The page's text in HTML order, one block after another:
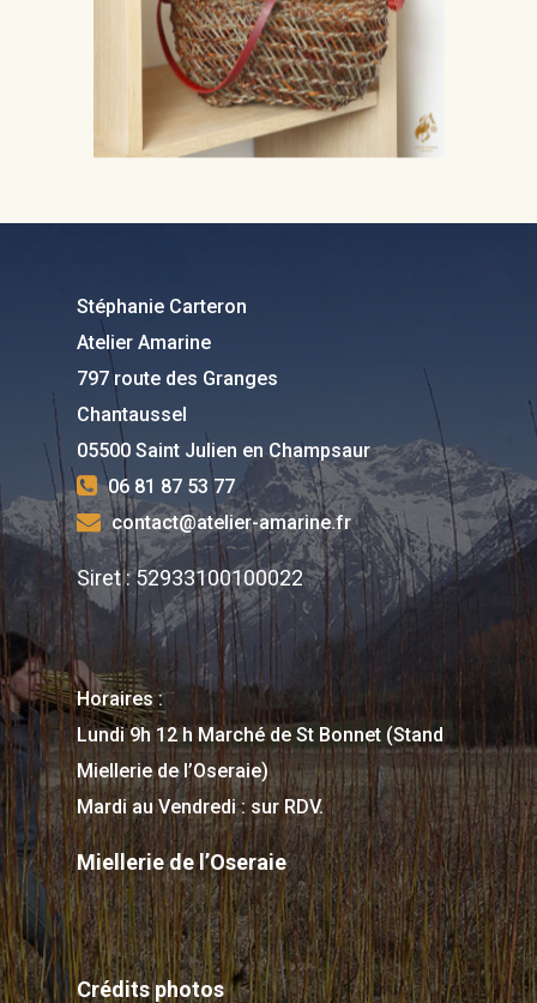
Stéphanie Carteron
Atelier Amarine
797 route des Granges
Chantaussel
05500 Saint Julien en Champsaur
06 81 87 53 77
contact@atelier-amarine.fr
Siret : 52933100100022
Horaires :
Lundi 9h 12 h Marché de St Bonnet (Stand
Miellerie de l’Oseraie)
Mardi au Vendredi : sur RDV.
Miellerie de l’Oseraie
Crédits photos
05500 Saint Julien en
Champsaur
Tel : 06 81 87 53 77
Mail :contact@atelier-